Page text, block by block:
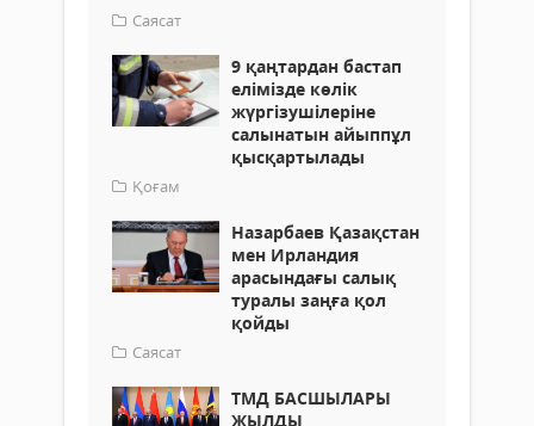
Саясат
9 қаңтардан бастап
елімізде көлік
жүргізушілеріне
салынатын айыппұл
қысқартылады
Қоғам
Назарбаев Қазақстан
мен Ирландия
арасындағы салық
туралы заңға қол
қойды
Саясат
ТМД БАСШЫЛАРЫ
ЖЫЛДЫ